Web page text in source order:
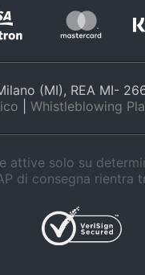
(MI), REA MI-
Whistleblowing
attive solo su
di consegna rientra